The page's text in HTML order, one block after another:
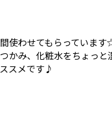
使わせてもらっていま
み、化粧水をちょっ
スメです♪